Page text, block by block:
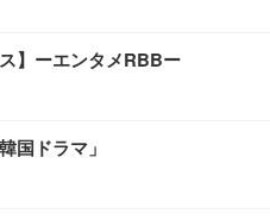
】ーエンタメRBBー
国ドラマ」